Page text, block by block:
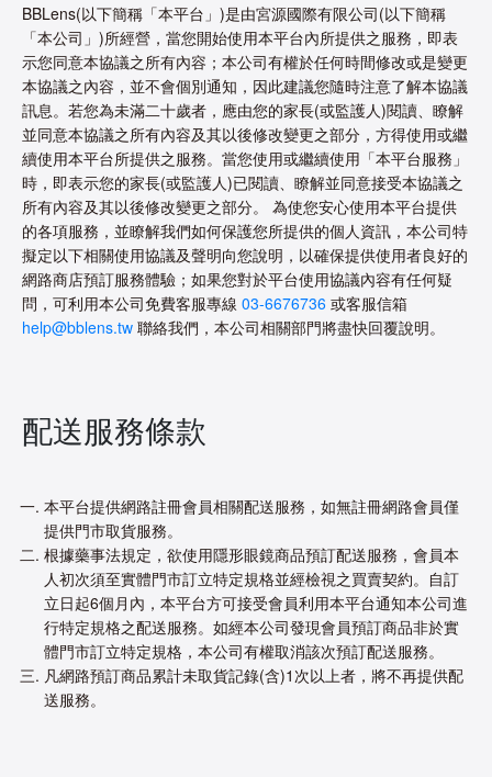
BBLens(以下簡稱「本平台」)是由宮源國際有限公司(以下簡稱
「本公司」)所經營，當您開始使用本平台內所提供之服務，即表
示您同意本協議之所有內容；本公司有權於任何時間修改或是變更
本協議之內容，並不會個別通知，因此建議您隨時注意了解本協議
訊息。若您為未滿二十歲者，應由您的家長(或監護人)閱讀、瞭解
並同意本協議之所有內容及其以後修改變更之部分，方得使用或繼
續使用本平台所提供之服務。當您使用或繼續使用「本平台服務」
時，即表示您的家長(或監護人)已閱讀、瞭解並同意接受本協議之
所有內容及其以後修改變更之部分。 為使您安心使用本平台提供
的各項服務，並瞭解我們如何保護您所提供的個人資訊，本公司特
擬定以下相關使用協議及聲明向您說明，以確保提供使用者良好的
網路商店預訂服務體驗；如果您對於平台使用協議內容有任何疑
問，可利用本公司免費客服專線 03-6676736 或客服信箱
help@bblens.tw 聯絡我們，本公司相關部門將盡快回覆說明。
配送服務條款
本平台提供網路註冊會員相關配送服務，如無註冊網路會員僅
提供門市取貨服務。
根據藥事法規定，欲使用隱形眼鏡商品預訂配送服務，會員本
人初次須至實體門市訂立特定規格並經檢視之買賣契約。自訂
立日起6個月內，本平台方可接受會員利用本平台通知本公司進
行特定規格之配送服務。如經本公司發現會員預訂商品非於實
體門市訂立特定規格，本公司有權取消該次預訂配送服務。
凡網路預訂商品累計未取貨記錄(含)1次以上者，將不再提供配
送服務。